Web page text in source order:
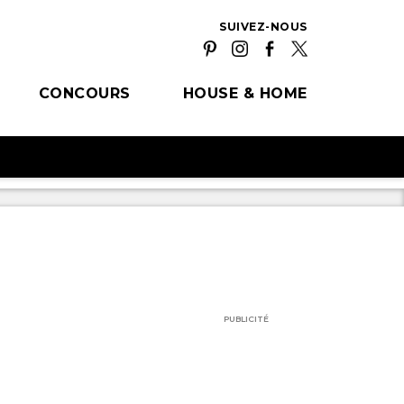
SUIVEZ-NOUS
CONCOURS HOUSE & HOME
PUBLICITÉ